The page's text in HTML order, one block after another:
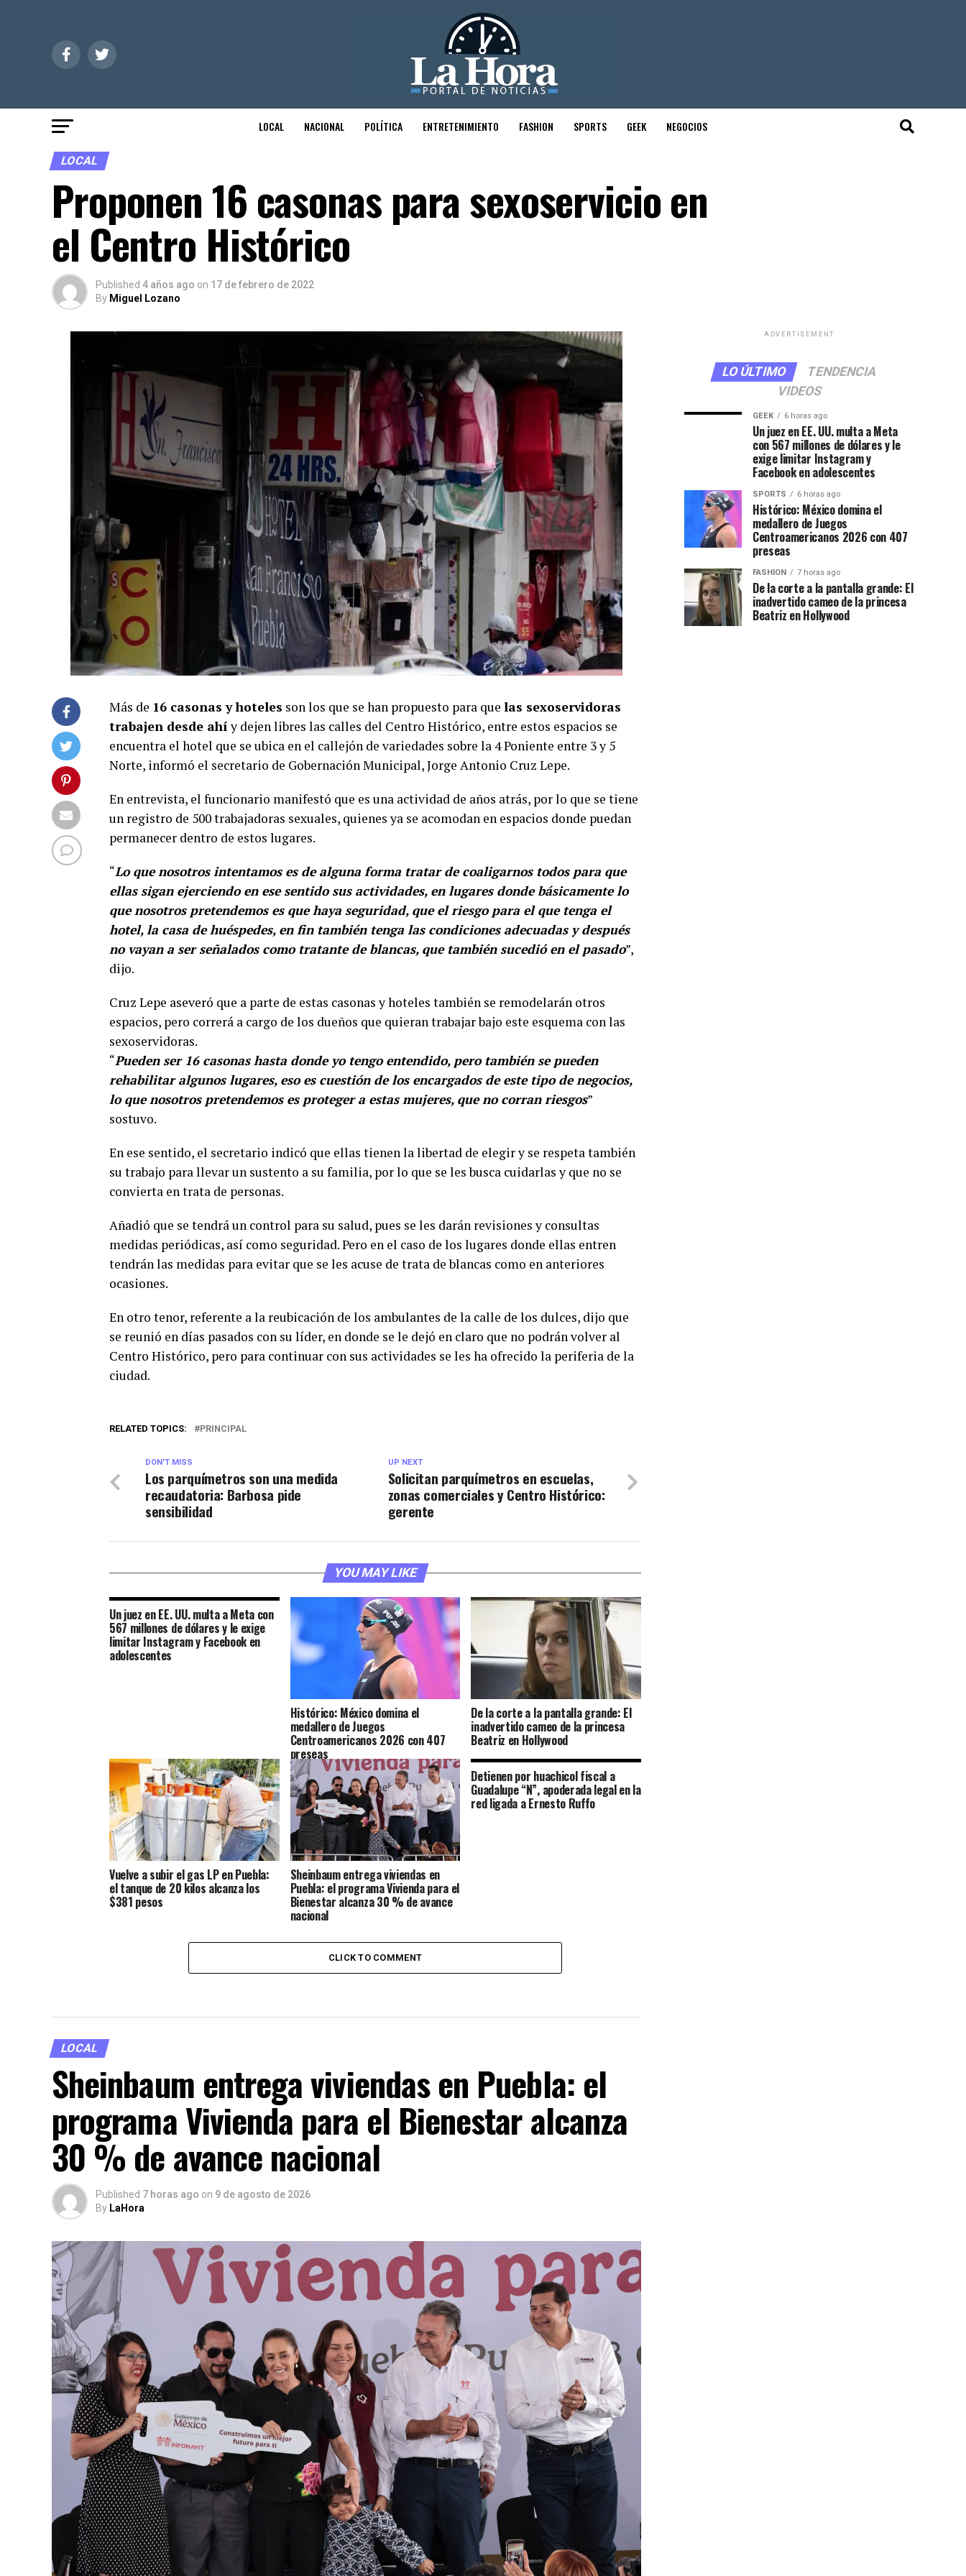
LOCAL NACIONAL POLÍTICA ENTRETENIMIENTO FASHION SPORTS GEEK NEGOCIOS
LOCAL
Proponen 16 casonas para sexoservicio en
el Centro Histórico
Published 4 años ago on 17 de febrero de 2022
By Miguel Lozano
Más de 16 casonas y hoteles son los que se han propuesto para que las sexoservidoras
trabajen desde ahíy dejen libres las calles del Centro Histórico, entre estos espacios se
encuentra el hotel que se ubica en el callejón de variedades sobre la 4 Poniente entre 3 y 5
Norte, informó el secretario de Gobernación Municipal, Jorge Antonio Cruz Lepe.
En entrevista, el funcionario manifestó que es una actividad de años atrás, por lo que se tiene
un registro de 500 trabajadoras sexuales, quienes ya se acomodan en espacios donde puedan
permanecer dentro de estos lugares.
“Lo que nosotros intentamos es de alguna forma tratar de coaligarnos todos para que
ellas sigan ejerciendo en ese sentido sus actividades, en lugares donde básicamente lo
que nosotros pretendemos es que haya seguridad, que el riesgo para el que tenga el
hotel, la casa de huéspedes, en fin también tenga las condiciones adecuadas y después
no vayan a ser señalados como tratante de blancas, que también sucedió en el pasado”,
dijo.
Cruz Lepe aseveró que a parte de estas casonas y hoteles también se remodelarán otros
espacios, pero correrá a cargo de los dueños que quieran trabajar bajo este esquema con las
sexoservidoras.
“Pueden ser 16 casonas hasta donde yo tengo entendido, pero también se pueden
rehabilitar algunos lugares, eso es cuestión de los encargados de este tipo de negocios,
lo que nosotros pretendemos es proteger a estas mujeres, que no corran riesgos”
sostuvo.
En ese sentido, el secretario indicó que ellas tienen la libertad de elegir y se respeta también
su trabajo para llevar un sustento a su familia, por lo que se les busca cuidarlas y que no se
convierta en trata de personas.
Añadió que se tendrá un control para su salud, pues se les darán revisiones y consultas
medidas periódicas, así como seguridad. Pero en el caso de los lugares donde ellas entren
tendrán las medidas para evitar que se les acuse de trata de blancas como en anteriores
ocasiones.
En otro tenor, referente a la reubicación de los ambulantes de la calle de los dulces, dijo que
se reunió en días pasados con su líder, en donde se le dejó en claro que no podrán volver al
Centro Histórico, pero para continuar con sus actividades se les ha ofrecido la periferia de la
ciudad.
RELATED TOPICS: PRINCIPAL
UP NEXT
Solicitan parquímetros en escuelas,
zonas comerciales y Centro Histórico:
gerente
DON'T MISS
Los parquímetros son una medida
recaudatoria: Barbosa pide
sensibilidad
YOU MAY LIKE
Un juez en EE. UU. multa a Meta con
567 millones de dólares y le exige
limitar Instagram y Facebook en
adolescentes
Histórico: México domina el
medallero de Juegos
Centroamericanos 2026 con 407
preseas
De la corte a la pantalla grande: El
inadvertido cameo de la princesa
Beatriz en Hollywood
Vuelve a subir el gas LP en Puebla:
el tanque de 20 kilos alcanza los
$381 pesos
Sheinbaum entrega viviendas en
Puebla: el programa Vivienda para el
Bienestar alcanza 30 % de avance
nacional
Detienen por huachicol fiscal a
Guadalupe “N”, apoderada legal en la
red ligada a Ernesto Ruffo
CLICK TO COMMENT
LOCAL
Sheinbaum entrega viviendas en Puebla: el
programa Vivienda para el Bienestar alcanza
30 % de avance nacional
Published 7 horas ago on 9 de agosto de 2026
By LaHora
ADVERTISEMENT
LO ÚLTIMO
TENDENCIA
VIDEOS
GEEK 6 horas ago
Un juez en EE. UU. multa a Meta
con 567 millones de dólares y le
exige limitar Instagram y
Facebook en adolescentes
SPORTS 6 horas ago
Histórico: México domina el
medallero de Juegos
Centroamericanos 2026 con 407
preseas
FASHION 7 horas ago
De la corte a la pantalla grande: El
inadvertido cameo de la princesa
Beatriz en Hollywood